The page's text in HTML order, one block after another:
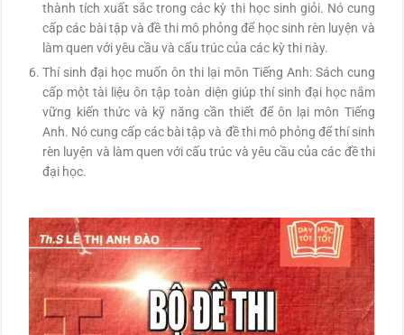
thành tích xuất sắc trong các kỳ thi học sinh giỏi. Nó cung
cấp các bài tập và đề thi mô phỏng để học sinh rèn luyện và
làm quen với yêu cầu và cấu trúc của các kỳ thi này.
Thí sinh đại học muốn ôn thi lại môn Tiếng Anh: Sách cung
cấp một tài liệu ôn tập toàn diện giúp thí sinh đại học nắm
vững kiến thức và kỹ năng cần thiết để ôn lại môn Tiếng
Anh. Nó cung cấp các bài tập và đề thi mô phỏng để thí sinh
rèn luyện và làm quen với cấu trúc và yêu cầu của các đề thi
đại học.